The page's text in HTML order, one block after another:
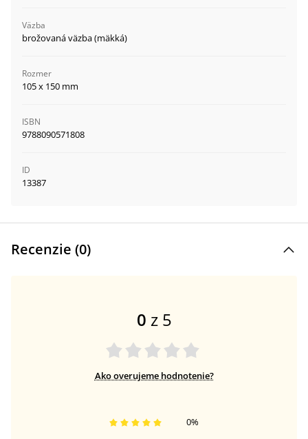
Väzba
brožovaná väzba (mäkká)
Rozmer
105 x 150 mm
ISBN
9788090571808
ID
13387
Recenzie (0)
0 z 5
Ako overujeme hodnotenie?
0%